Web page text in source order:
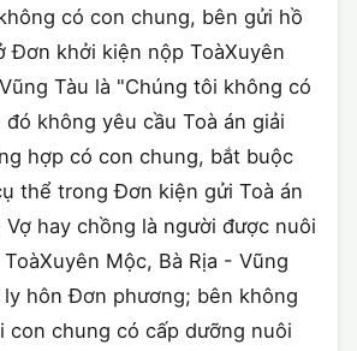
ĐÌNH
có con chung, bên gửi hồ
Đơn khởi kiện nộp ToàXuyên
Tàu là "Chúng tôi không có
không yêu cầu Toà án giải
hợp có con chung, bắt buộc
thể trong Đơn kiện gửi Toà án
Vợ hay chồng là người được nuôi
Mộc, Bà Rịa - Vũng
hôn Đơn phương; bên không
con chung có cấp dưỡng nuôi